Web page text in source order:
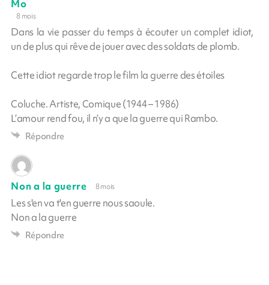
Mo
8 mois
Dans la vie passer du temps à écouter un complet idiot,
un de plus qui rêve de jouer avec des soldats de plomb.
Cette idiot regarde trop le film la guerre des étoiles
Coluche. Artiste, Comique (1944 – 1986)
L’amour rend fou, il n’y a que la guerre qui Rambo.
Répondre
Non a la guerre 8 mois
Les s'en va t'en guerre nous saoule.
Non a la guerre
Répondre